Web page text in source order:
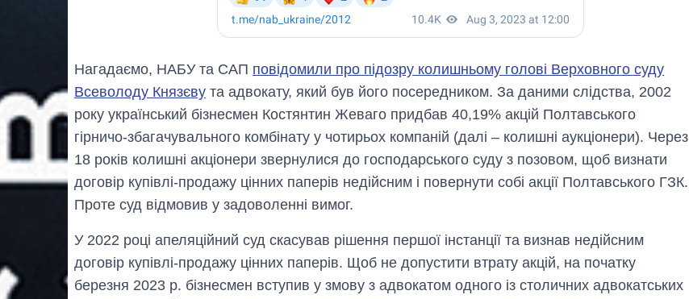
Нагадаємо, НАБУ та САП повідомили про підозру колишньому голові Верховного суду
Всеволоду Князєву та адвокату, який був його посередником. За даними слідства, 2002
року український бізнесмен Костянтин Жеваго придбав 40,19% акцій Полтавського
гірничо-збагачувального комбінату у чотирьох компаній (далі – колишні аукціонери). Через
18 років колишні акціонери звернулися до господарського суду з позовом, щоб визнати
договір купівлі-продажу цінних паперів недійсним і повернути собі акції Полтавського ГЗК.
Проте суд відмовив у задоволенні вимог.
У 2022 році апеляційний суд скасував рішення першої інстанції та визнав недійсним
договір купівлі-продажу цінних паперів. Щоб не допустити втрату акцій, на початку
березня 2023 р. бізнесмен вступив у змову з адвокатом одного із столичних адвокатських